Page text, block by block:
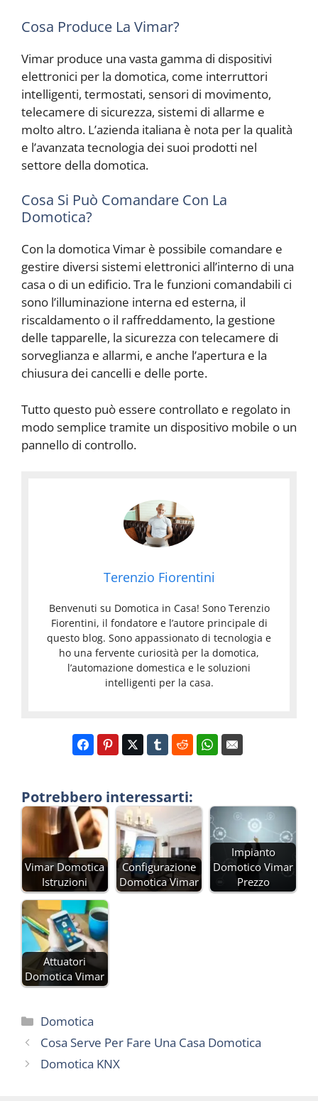
Cosa Produce La Vimar?
Vimar produce una vasta gamma di dispositivi
elettronici per la domotica, come interruttori
intelligenti, termostati, sensori di movimento,
telecamere di sicurezza, sistemi di allarme e
molto altro. L’azienda italiana è nota per la qualità
e l’avanzata tecnologia dei suoi prodotti nel
settore della domotica.
Cosa Si Può Comandare Con La
Domotica?
Con la domotica Vimar è possibile comandare e
gestire diversi sistemi elettronici all’interno di una
casa o di un edificio. Tra le funzioni comandabili ci
sono l’illuminazione interna ed esterna, il
riscaldamento o il raffreddamento, la gestione
delle tapparelle, la sicurezza con telecamere di
sorveglianza e allarmi, e anche l’apertura e la
chiusura dei cancelli e delle porte.
Tutto questo può essere controllato e regolato in
modo semplice tramite un dispositivo mobile o un
pannello di controllo.
Terenzio Fiorentini
Benvenuti su Domotica in Casa! Sono Terenzio
Fiorentini, il fondatore e l’autore principale di
questo blog. Sono appassionato di tecnologia e
ho una fervente curiosità per la domotica,
l’automazione domestica e le soluzioni
intelligenti per la casa.
Potrebbero interessarti:
Vimar Domotica
Istruzioni
Configurazione
Domotica Vimar
Impianto
Domotico Vimar
Prezzo
Attuatori
Domotica Vimar
Categorie
Domotica
Cosa Serve Per Fare Una Casa Domotica
Domotica KNX